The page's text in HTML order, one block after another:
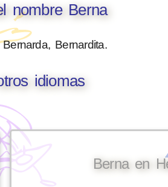
nombre Berna
Bernardita.
idiomas
Berna en